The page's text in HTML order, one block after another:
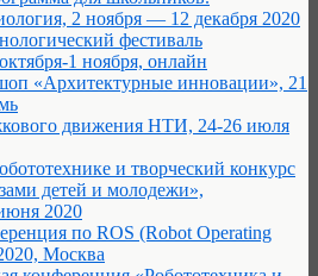
2 ноября — 12 декабря 2020
фестиваль
1 ноября, онлайн
«Архитектурные инновации», 21
движения НТИ, 24-26 июля
и творческий конкурс
детей и молодежи»,
2020
по ROS (Robot Operating
Москва